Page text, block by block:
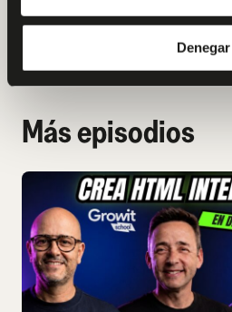
Denegar
Ver todos los programas
Más episodios